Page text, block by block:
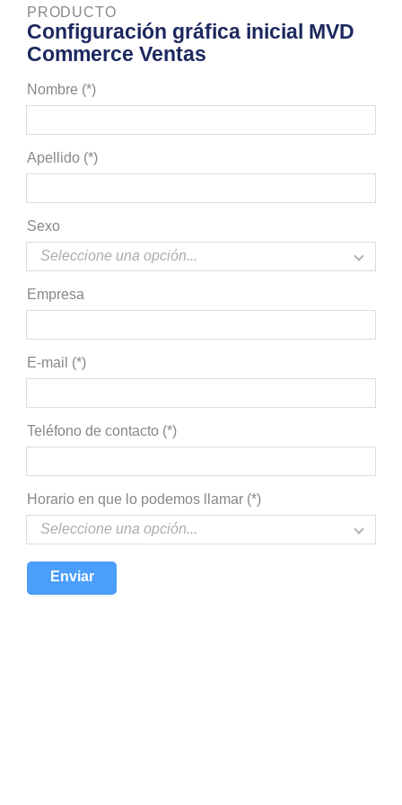
PRODUCTO
Configuración gráfica inicial MVD
Commerce Ventas
Nombre (*)
Apellido (*)
Sexo
Empresa
E-mail (*)
Teléfono de contacto (*)
Horario en que lo podemos llamar (*)